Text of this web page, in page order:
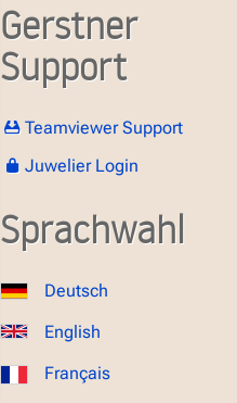
Gerstner
Support
Teamviewer Support
Juwelier Login
Sprachwahl
Deutsch
English
Français